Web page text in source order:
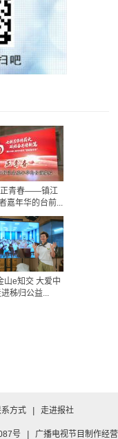
正青春——镇江
嘉年华的台前...
山e知交 大爱中
进秭归公益...
方式 | 走进报社
号 | 广播电视节目制作经营